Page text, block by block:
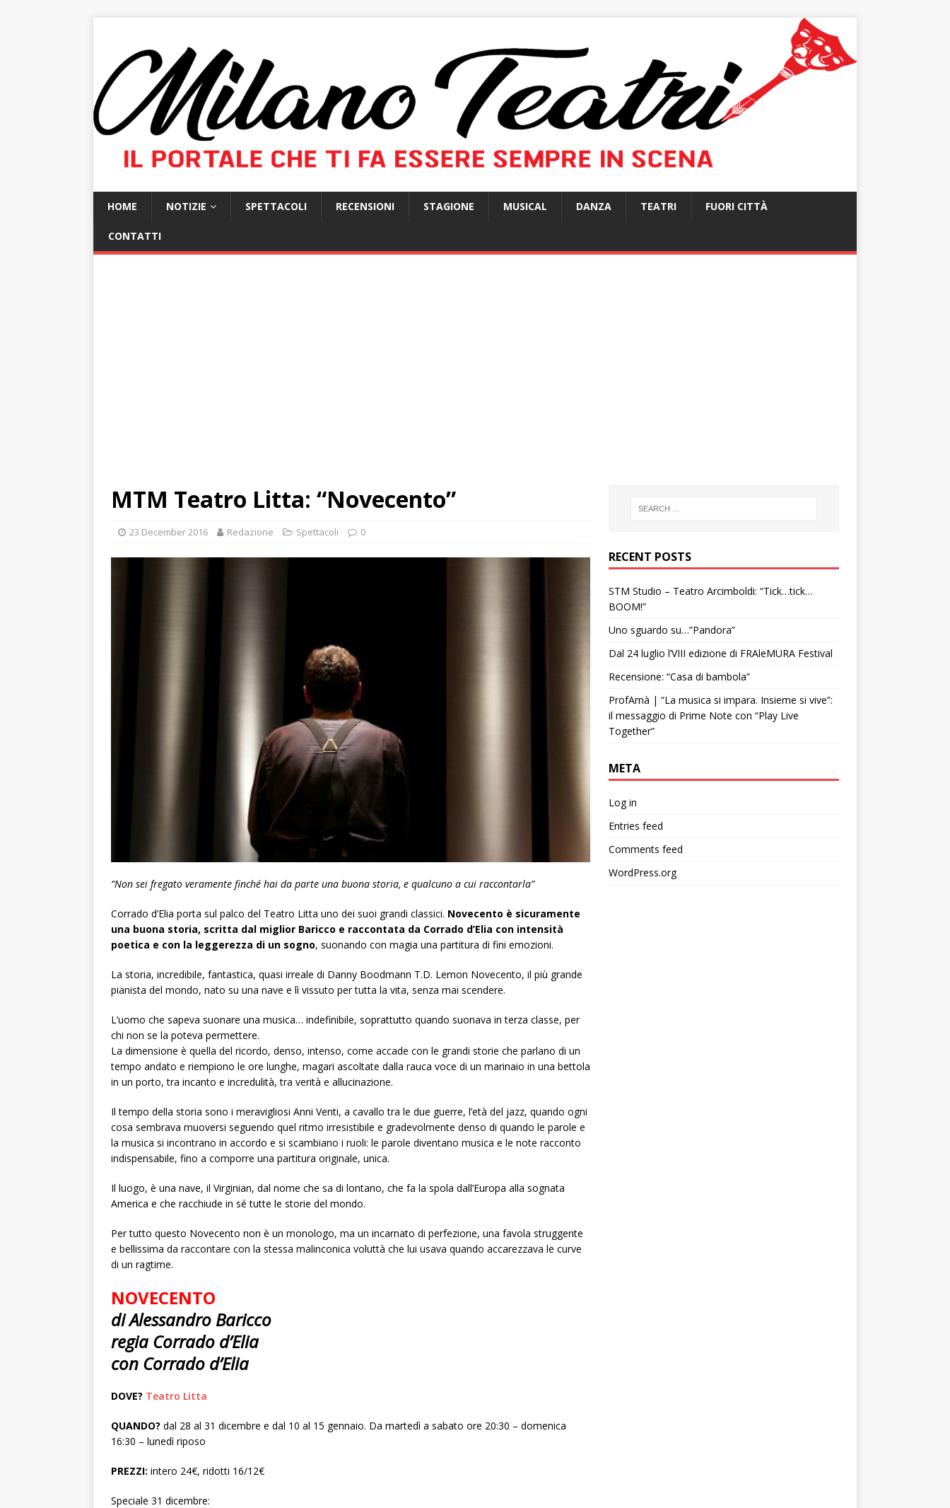
HOME NOTIZIE SPETTACOLI RECENSIONI STAGIONE MUSICAL DANZA TEATRI FUORI CITTÀ
CONTATTI
MTM Teatro Litta: “Novecento”
23 December 2016 Redazione Spettacoli 0
“Non sei fregato veramente finché hai da parte una buona storia, e qualcuno a cui raccontarla”
Corrado d’Elia porta sul palco del Teatro Litta uno dei suoi grandi classici. Novecento è sicuramente
una buona storia, scritta dal miglior Baricco e raccontata da Corrado d’Elia con intensità
poetica e con la leggerezza di un sogno, suonando con magia una partitura di fini emozioni.
La storia, incredibile, fantastica, quasi irreale di Danny Boodmann T.D. Lemon Novecento, il più grande
pianista del mondo, nato su una nave e lì vissuto per tutta la vita, senza mai scendere.
L’uomo che sapeva suonare una musica… indefinibile, soprattutto quando suonava in terza classe, per
chi non se la poteva permettere.
La dimensione è quella del ricordo, denso, intenso, come accade con le grandi storie che parlano di un
tempo andato e riempiono le ore lunghe, magari ascoltate dalla rauca voce di un marinaio in una bettola
in un porto, tra incanto e incredulità, tra verità e allucinazione.
Il tempo della storia sono i meravigliosi Anni Venti, a cavallo tra le due guerre, l’età del jazz, quando ogni
cosa sembrava muoversi seguendo quel ritmo irresistibile e gradevolmente denso di quando le parole e
la musica si incontrano in accordo e si scambiano i ruoli: le parole diventano musica e le note racconto
indispensabile, fino a comporre una partitura originale, unica.
Il luogo, è una nave, il Virginian, dal nome che sa di lontano, che fa la spola dall’Europa alla sognata
America e che racchiude in sé tutte le storie del mondo.
Per tutto questo Novecento non è un monologo, ma un incarnato di perfezione, una favola struggente
e bellissima da raccontare con la stessa malinconica voluttà che lui usava quando accarezzava le curve
di un ragtime.
NOVECENTO
di Alessandro Baricco
regia Corrado d’Elia
con Corrado d’Elia
DOVE? Teatro Litta
QUANDO? dal 28 al 31 dicembre e dal 10 al 15 gennaio. Da martedì a sabato ore 20:30 – domenica
16:30 – lunedì riposo
PREZZI: intero 24€, ridotti 16/12€
Speciale 31 dicembre:
RECENT POSTS
STM Studio – Teatro Arcimboldi: “Tick…tick…
BOOM!”
Uno sguardo su…”Pandora”
Dal 24 luglio l’VIII edizione di FRAleMURA Festival
Recensione: “Casa di bambola”
ProfAmà | “La musica si impara. Insieme si vive”:
il messaggio di Prime Note con “Play Live
Together”
META
Log in
Entries feed
Comments feed
WordPress.org